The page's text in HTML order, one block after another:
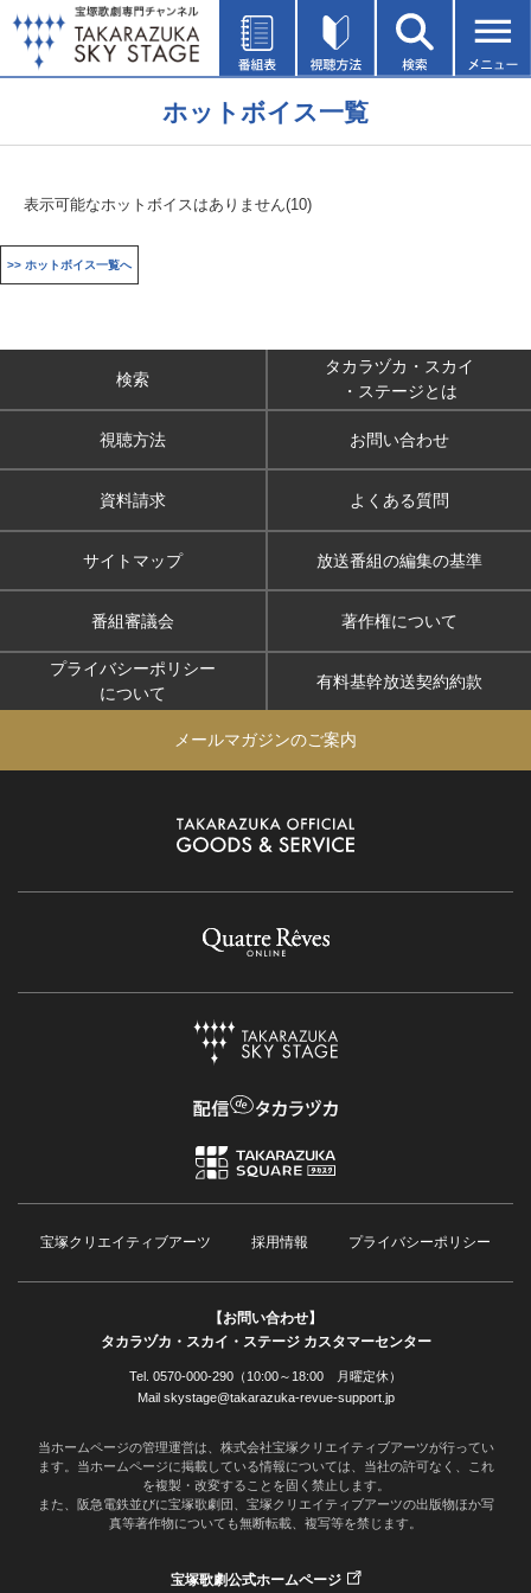
ホットボイス一覧
表示可能なホットボイスはありません(10)
>> ホットボイス一覧へ
検索
タカラヅカ・スカイ
・ステージとは
視聴方法 お問い合わせ
資料請求 よくある質問
サイトマップ 放送番組の編集の基準
番組審議会 著作権について
プライバシーポリシー
について
有料基幹放送契約約款
メールマガジンのご案内
宝塚クリエイティブアーツ 採用情報 プライバシーポリシー
【お問い合わせ】
タカラヅカ・スカイ・ステージ カスタマーセンター
Tel. 0570-000-290（10:00～18:00 月曜定休）
Mail skystage@takarazuka-revue-support.jp
当ホームページの管理運営は、株式会社宝塚クリエイティブアーツが行ってい
ます。当ホームページに掲載している情報については、当社の許可なく、これ
を複製・改変することを固く禁止します。
また、阪急電鉄並びに宝塚歌劇団、宝塚クリエイティブアーツの出版物ほか写
真等著作物についても無断転載、複写等を禁じます。
宝塚歌劇公式ホームページ